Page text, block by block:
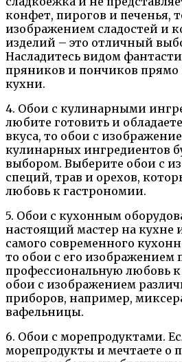
конфет, пирогов и печенья,
изображением сладостей и
изделий – это отличный
Насладитесь видом
пряников и пончиков прямо
кухни.
4. Обои с кулинарными
любите готовить и
вкуса, то обои с
кулинарных ингредиентов
выбором. Выберите обои с
специй, трав и орехов,
любовь к гастрономии.
5. Обои с кухонным
настоящий мастер на кухне
самого современного
то обои с его изображением
профессиональную любовь к
обои с изображением
приборов, например,
вафельницы.
6. Обои с морепродуктами.
морепродукты и мечтаете о